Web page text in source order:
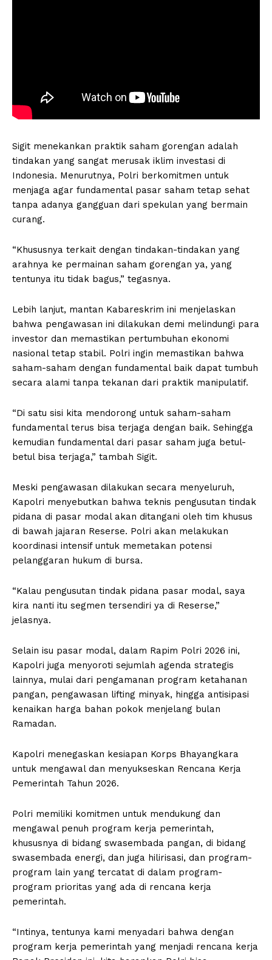
Sigit menekankan praktik saham gorengan adalah
tindakan yang sangat merusak iklim investasi di
Indonesia. Menurutnya, Polri berkomitmen untuk
menjaga agar fundamental pasar saham tetap sehat
tanpa adanya gangguan dari spekulan yang bermain
curang.
“Khususnya terkait dengan tindakan-tindakan yang
arahnya ke permainan saham gorengan ya, yang
tentunya itu tidak bagus,” tegasnya.
Lebih lanjut, mantan Kabareskrim ini menjelaskan
bahwa pengawasan ini dilakukan demi melindungi para
investor dan memastikan pertumbuhan ekonomi
nasional tetap stabil. Polri ingin memastikan bahwa
saham-saham dengan fundamental baik dapat tumbuh
secara alami tanpa tekanan dari praktik manipulatif.
“Di satu sisi kita mendorong untuk saham-saham
fundamental terus bisa terjaga dengan baik. Sehingga
kemudian fundamental dari pasar saham juga betul-
betul bisa terjaga,” tambah Sigit.
Meski pengawasan dilakukan secara menyeluruh,
Kapolri menyebutkan bahwa teknis pengusutan tindak
pidana di pasar modal akan ditangani oleh tim khusus
di bawah jajaran Reserse. Polri akan melakukan
koordinasi intensif untuk memetakan potensi
pelanggaran hukum di bursa.
“Kalau pengusutan tindak pidana pasar modal, saya
kira nanti itu segmen tersendiri ya di Reserse,”
jelasnya.
Selain isu pasar modal, dalam Rapim Polri 2026 ini,
Kapolri juga menyoroti sejumlah agenda strategis
lainnya, mulai dari pengamanan program ketahanan
pangan, pengawasan lifting minyak, hingga antisipasi
kenaikan harga bahan pokok menjelang bulan
Ramadan.
Kapolri menegaskan kesiapan Korps Bhayangkara
untuk mengawal dan menyukseskan Rencana Kerja
Pemerintah Tahun 2026.
Polri memiliki komitmen untuk mendukung dan
mengawal penuh program kerja pemerintah,
khususnya di bidang swasembada pangan, di bidang
swasembada energi, dan juga hilirisasi, dan program-
program lain yang tercatat di dalam program-
program prioritas yang ada di rencana kerja
pemerintah.
“Intinya, tentunya kami menyadari bahwa dengan
program kerja pemerintah yang menjadi rencana kerja